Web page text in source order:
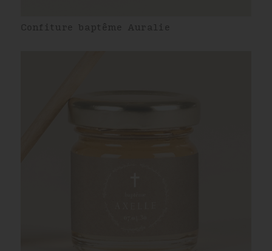
Confiture baptême Auralie